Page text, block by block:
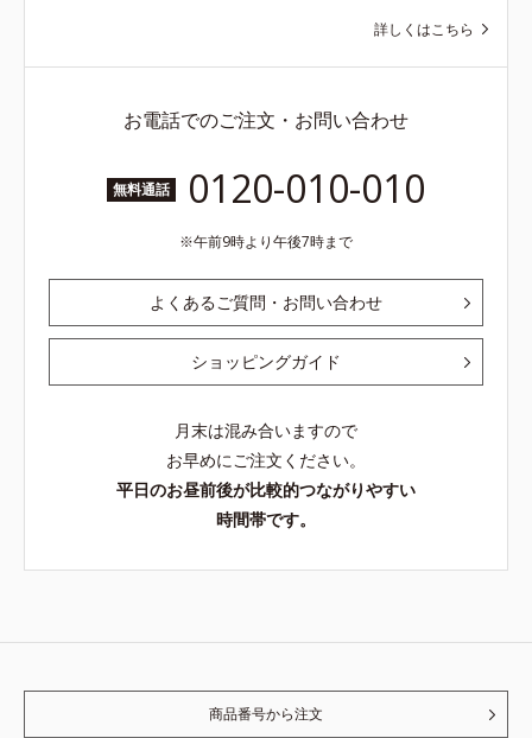
詳しくはこちら
お電話でのご注文・お問い合わせ
無料通話 0120-010-010
午前9時より午後7時まで
よくあるご質問・お問い合わせ
ショッピングガイド
月末は混み合いますので
お早めにご注文ください。
平日のお昼前後が比較的つながりやすい
時間帯です。
商品番号から注文